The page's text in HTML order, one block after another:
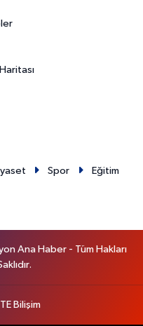
Spor
Eğitim
Ana Haber - Tüm Hakları
TE Bilişim